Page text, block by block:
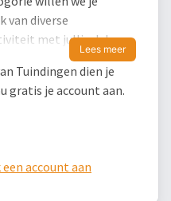
van diverse
met jullie delen.
Lees meer
Tuindingen dien je
gratis je account aan.
account aan